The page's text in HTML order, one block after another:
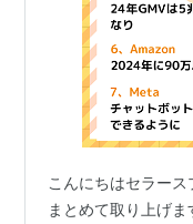
こんにちはセラー
まとめて取り上げ